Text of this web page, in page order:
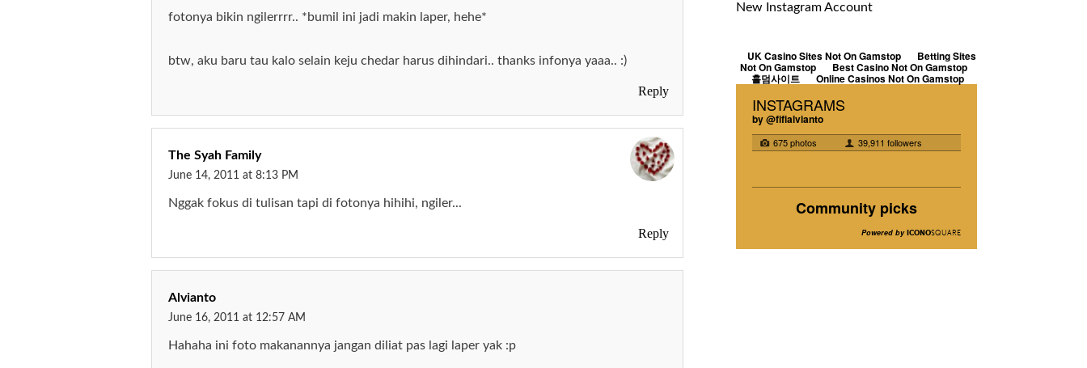
fotonya bikin ngilerrrr.. *bumil ini jadi makin laper, hehe*
btw, aku baru tau kalo selain keju chedar harus dihindari.. thanks infonya yaaa.. :)
Reply
The Syah Family
June 14, 2011 at 8:13 PM
Nggak fokus di tulisan tapi di fotonya hihihi, ngiler...
Reply
Alvianto
June 16, 2011 at 12:57 AM
Hahaha ini foto makanannya jangan diliat pas lagi laper yak :p
New Instagram Account